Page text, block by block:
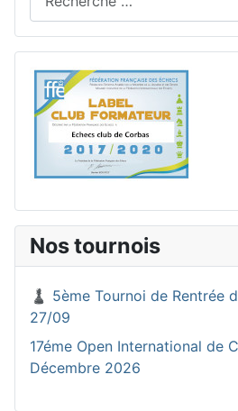
Nos tournois
♟️ 5ème Tournoi de Rentrée
27/09
17éme Open International de
Décembre 2026